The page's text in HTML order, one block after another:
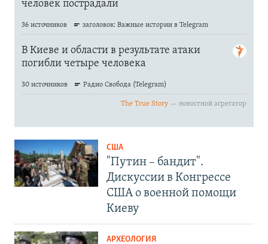
США
"Путин – бандит".
Дискуссии в Конгрессе
США о военной помощи
Киеву
АРХЕОЛОГИЯ